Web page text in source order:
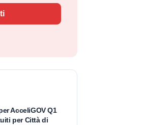
AcceliGOV Q1
per Città di